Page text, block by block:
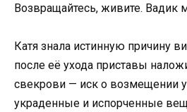
Возвращайтесь, живите. Вадик
Катя знала истинную причину
после её ухода приставы
свекрови — иск о возмещении
украденные и испорченные